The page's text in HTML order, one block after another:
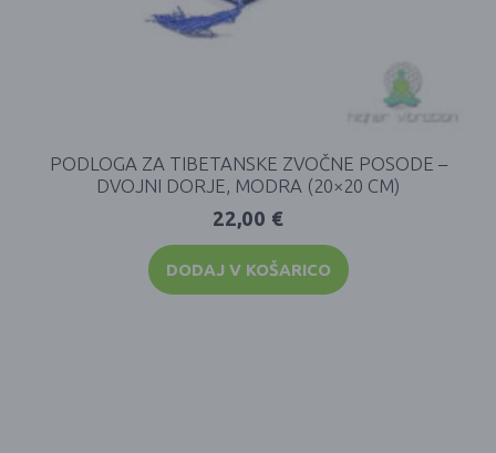
PODLOGA ZA TIBETANSKE ZVOČNE POSODE –
DVOJNI DORJE, MODRA (20×20 CM)
22,00 €
DODAJ V KOŠARICO